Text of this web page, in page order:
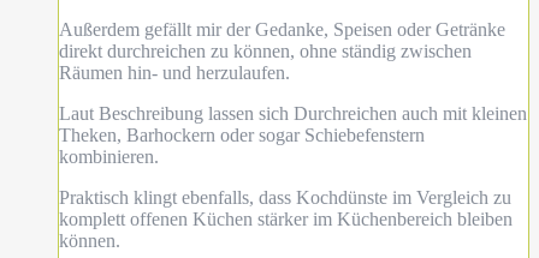
Außerdem gefällt mir der Gedanke, Speisen oder Getränke
direkt durchreichen zu können, ohne ständig zwischen
Räumen hin- und herzulaufen.
Laut Beschreibung lassen sich Durchreichen auch mit kleinen
Theken, Barhockern oder sogar Schiebefenstern
kombinieren.
Praktisch klingt ebenfalls, dass Kochdünste im Vergleich zu
komplett offenen Küchen stärker im Küchenbereich bleiben
können.